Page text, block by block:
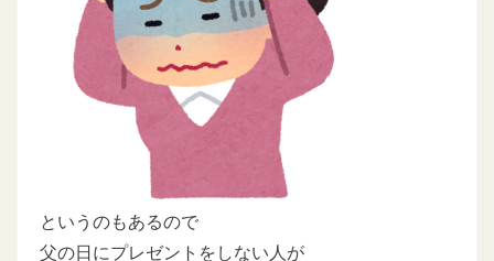
というのもあるので
父の日にプレゼントをしない人が